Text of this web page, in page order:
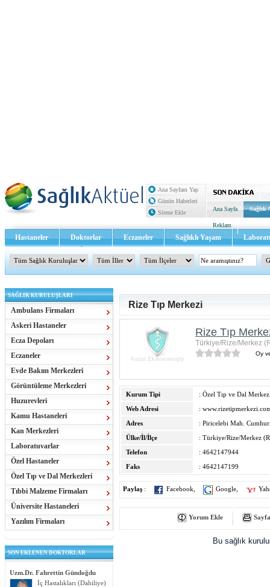
Ana Sayfam Yap
Günün Haberleri
Sitene Ekle
Ana Sayfa Sağlık
Reklam
Hastaneler Doktorlar Eczaneler Sağlıklı Yaşam
Sağlık TV - Video İletişim
SAĞLIK KURULUŞLARI
Ambulans Firmaları
Askeri Hastaneler
Ecza Depoları
Eczaneler
Evde Bakım Merkezleri
Görüntüleme Merkezleri
Huzurevleri
Kamu Hastaneleri
Kan Merkezleri
Laboratuvarlar
Özel Hastaneler
Özel Tıp ve Dal Merkezleri
Tıbbi Malzeme Firmaları
Üniversite Hastaneleri
Yazılım Firmaları
SON EKLENEN DOKTORLAR
Uzm.Dr. Fahrettin Gündoğdu
İç Hastalıkları (Dahiliye)
Rize Tıp Merkezi
Rize Tıp
Türkiye/Rize/Merkez
Oy
Kurum Tipi
: Özel Tıp ve Dal
Web Adresi
:
Adres
: Piricelebi Mah.
Ülke/İl/İlçe
: Türkiye/Rize/Merkez
Telefon
: 4642147944
Faks
: 4642147199
Paylaş : Facebook Google
Yorum Ekle
Bu sağlık